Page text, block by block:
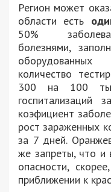
Регион может
области есть
50%
болезнями,
оборудованных
количество
300 на 100
коэфициент
рост зараженных
за 7 дней.
же запреты, что и
опасности,
приближении к